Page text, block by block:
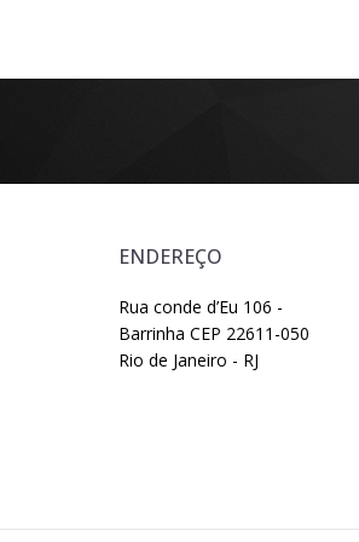
ENDEREÇO
Rua conde d’Eu 106 -
Barrinha CEP 22611-050
Rio de Janeiro - RJ